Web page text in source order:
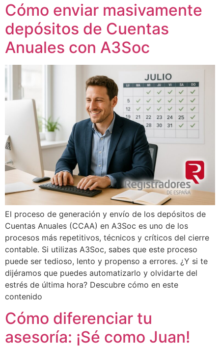
Cómo enviar masivamente
depósitos de Cuentas
Anuales con A3Soc
El proceso de generación y envío de los depósitos de
Cuentas Anuales (CCAA) en A3Soc es uno de los
procesos más repetitivos, técnicos y críticos del cierre
contable. Si utilizas A3Soc, sabes que este proceso
puede ser tedioso, lento y propenso a errores. ¿Y si te
dijéramos que puedes automatizarlo y olvidarte del
estrés de última hora? Descubre cómo en este
contenido
Cómo diferenciar tu
asesoría: ¡Sé como Juan!